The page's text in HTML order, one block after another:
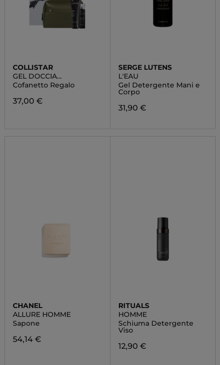
COLLISTAR
GEL DOCCIA
TONIFICANTE
Cofanetto Regalo
37,00 €
SERGE LUTENS
L'EAU
Gel Detergente Mani e
Corpo
31,90 €
CHANEL
ALLURE HOMME
Sapone
54,14 €
RITUALS
HOMME
Schiuma Detergente
Viso
12,90 €